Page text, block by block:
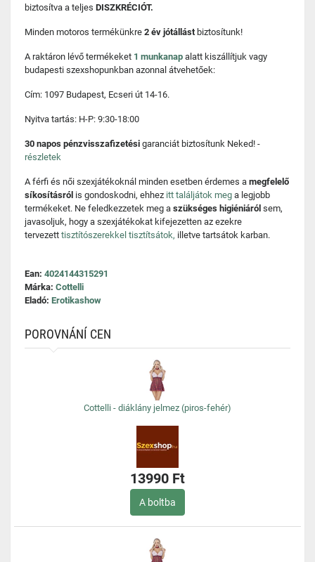
biztosítva a teljes DISZKRÉCIÓT.
Minden motoros termékünkre 2 év jótállást biztosítunk!
A raktáron lévő termékeket 1 munkanap alatt kiszállítjuk vagy
budapesti szexshopunkban azonnal átvehetőek:
Cím: 1097 Budapest, Ecseri út 14-16.
Nyitva tartás: H-P: 9:30-18:00
30 napos pénzvisszafizetési garanciát biztosítunk Neked! -
részletek
A férfi és női szexjátékoknál minden esetben érdemes a megfelelő
síkosításról is gondoskodni, ehhez itt találjátok meg a legjobb
termékeket. Ne feledkezzetek meg a szükséges higiéniáról sem,
javasoljuk, hogy a szexjátékokat kifejezetten az ezekre
tervezett tisztítószerekkel tisztítsátok, illetve tartsátok karban.
Ean: 4024144315291
Márka: Cottelli
Eladó: Erotikashow
POROVNÁNÍ CEN
Cottelli - diáklány jelmez (piros-fehér)
13990 Ft
A boltba